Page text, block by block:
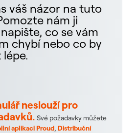
váš názor na tuto
nám ji
co se vám
chybí nebo co by
neslouží pro
Své požadavky můžete
aplikaci Proud, Distribuční